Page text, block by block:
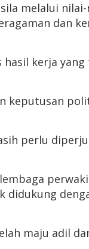
melalui
dan
kerja
keputusan
perlu
didukung
maju adil